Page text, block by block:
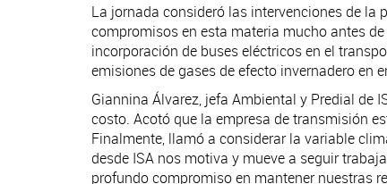
La jornada consideró las intervenciones de la
compromisos en esta materia mucho antes
incorporación de buses eléctricos en el
emisiones de gases de efecto invernadero en
Giannina Álvarez, jefa Ambiental y Predial de
costo. Acotó que la empresa de transmisión
Finalmente, llamó a considerar la variable
desde ISA nos motiva y mueve a seguir
profundo compromiso en mantener nuestras